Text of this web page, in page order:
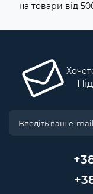
на товари від